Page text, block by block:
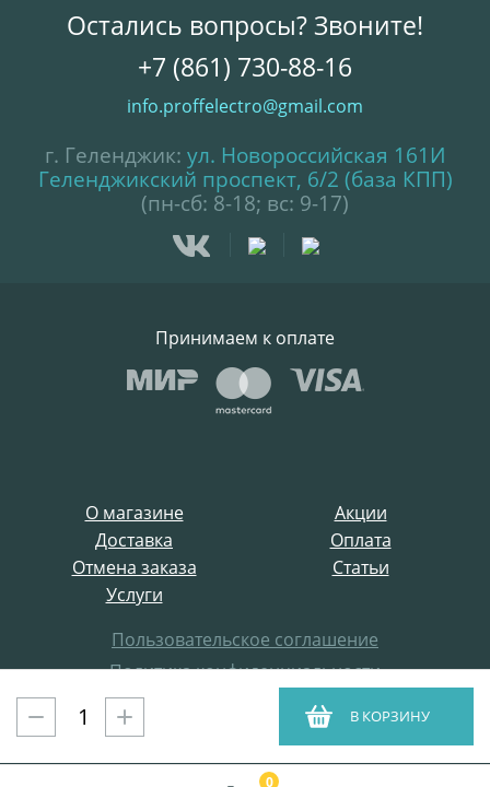
В КОРЗИНУ
О магазине
Акции
Доставка
Оплата
Отмена заказа
Статьи
Услуги
Пользовательское соглашение
Политика конфиденциальности
Все права защищены
ProffElectro.ru © 2021
Остались вопросы? Звоните!
+7 (861) 730-88-16
info.proffelectro@gmail.com
г. Геленджик: ул. Новороссийская 161И
Геленджикский проспект, 6/2 (база КПП)
(пн-сб: 8-18; вс: 9-17)
Принимаем к оплате
0